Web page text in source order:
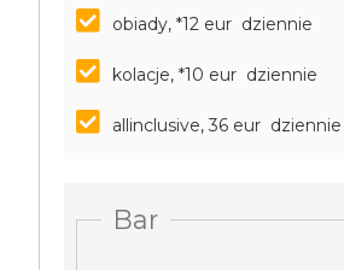
obiady, *12 eur dziennie
kolacje, *10 eur dziennie
allinclusive, 36 eur dziennie
Bar